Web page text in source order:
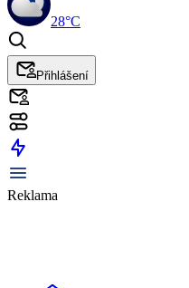
28°C
Přihlášení
Reklama